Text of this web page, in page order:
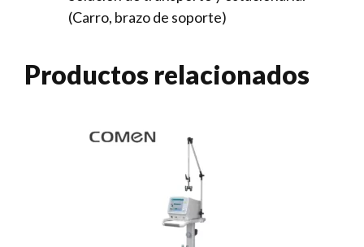
(Carro, brazo de soporte)
Productos relacionados